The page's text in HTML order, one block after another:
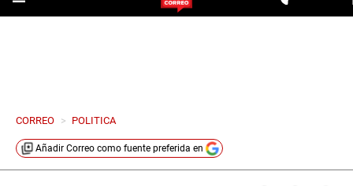
CORREO > POLITICA
Añadir Correo como fuente preferida en